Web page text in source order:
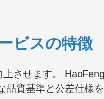
ビスの特徴
させます。
質基準と公差仕様を